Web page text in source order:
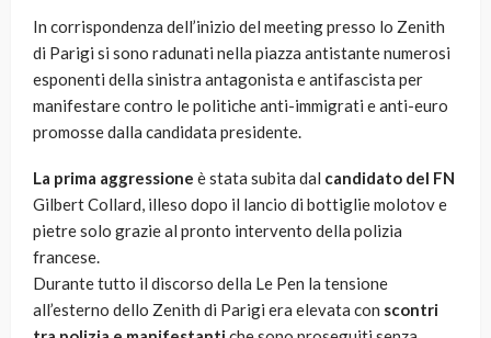
In corrispondenza dell’inizio del meeting presso lo Zenith
di Parigi si sono radunati nella piazza antistante numerosi
esponenti della sinistra antagonista e antifascista per
manifestare contro le politiche anti-immigrati e anti-euro
promosse dalla candidata presidente.
La prima aggressione è stata subita dal candidato del FN
Gilbert Collard, illeso dopo il lancio di bottiglie molotov e
pietre solo grazie al pronto intervento della polizia
francese.
Durante tutto il discorso della Le Pen la tensione
all’esterno dello Zenith di Parigi era elevata con scontri